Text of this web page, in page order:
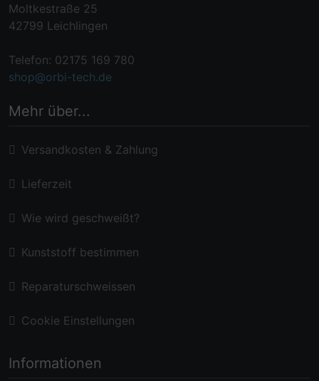
Moltkestraße 25
42799 Leichlingen
Telefon: 02175 169 780
shop@orbi-tech.de
Mehr über...
Versandkosten & Zahlung
Lieferzeit
Wie wird geschweißt?
Kunststoff bestimmen
Reparaturschweissen
Cookie Einstellungen
Informationen